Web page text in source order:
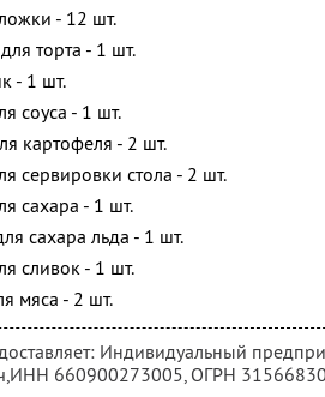
- 12 шт.
торта - 1 шт.
- 1 шт.
соуса - 1 шт.
картофеля - 2 шт.
сервировки стола - 2 шт.
сахара - 1 шт.
сахара льда - 1 шт.
сливок - 1 шт.
мяса - 2 шт.
Индивидуальный
ИНН 660900273005, ОГРН